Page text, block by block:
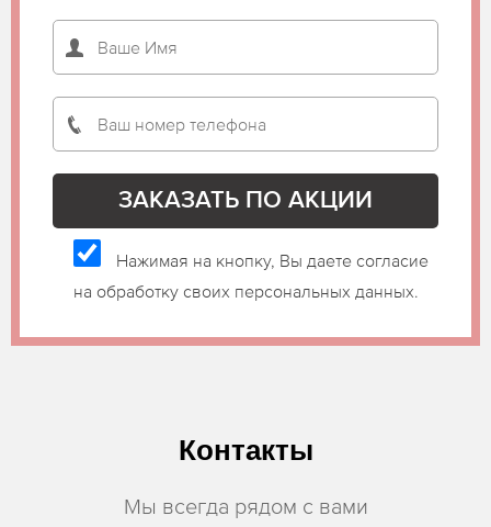
Нажимая на кнопку, Вы даете согласие
на обработку своих персональных данных.
Контакты
Мы всегда рядом с вами